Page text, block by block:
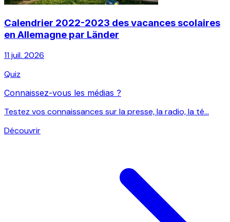
Calendrier 2022-2023 des vacances scolaires
en Allemagne par Länder
11 juil. 2026
Quiz
Connaissez-vous les médias ?
Testez vos connaissances sur la presse, la radio, la té...
Découvrir